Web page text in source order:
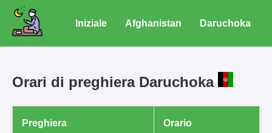
Iniziale Afghanistan Daruchoka
Orari di preghiera Daruchoka
Preghiera Orario